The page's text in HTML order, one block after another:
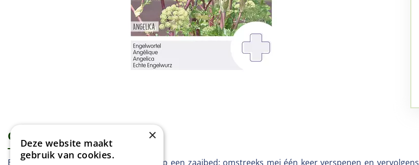
Omschrijving Specificaties
Engelwortel In januari-februari buiten op een zaaibed; omstreeks mei één keer verspenen en
×
Deze website maakt
gebruik van cookies.